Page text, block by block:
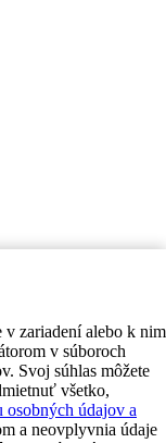
v zariadení alebo k nim
v súboroch
Svoj súhlas môžete
všetko,
osobných údajov a
a neovplyvnia údaje